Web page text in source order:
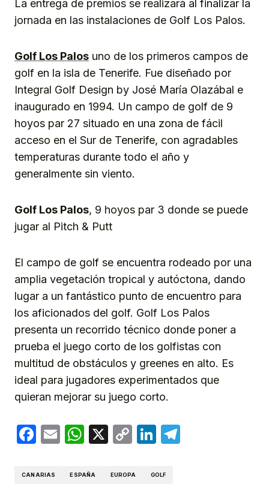
La entrega de premios se realizará al finalizar la
jornada en las instalaciones de Golf Los Palos.
Golf Los Palos uno de los primeros campos de
golf en la isla de Tenerife. Fue diseñado por
Integral Golf Design by José María Olazábal e
inaugurado en 1994. Un campo de golf de 9
hoyos par 27 situado en una zona de fácil
acceso en el Sur de Tenerife, con agradables
temperaturas durante todo el año y
generalmente sin viento.
Golf Los Palos, 9 hoyos par 3 donde se puede
jugar al Pitch & Putt
El campo de golf se encuentra rodeado por una
amplia vegetación tropical y autóctona, dando
lugar a un fantástico punto de encuentro para
los aficionados del golf. Golf Los Palos
presenta un recorrido técnico donde poner a
prueba el juego corto de los golfistas con
multitud de obstáculos y greenes en alto. Es
ideal para jugadores experimentados que
quieran mejorar su juego corto.
Facebook
EmailWhatsApp
X
CopyLinkedIn
CANARIAS ESPAÑA EUROPA GOLF